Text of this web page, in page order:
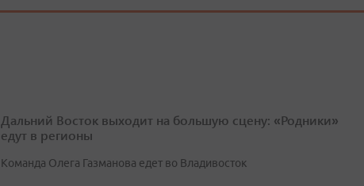
Дальний Восток выходит на большую сцену: «Родники»
едут в регионы
Команда Олега Газманова едет во Владивосток